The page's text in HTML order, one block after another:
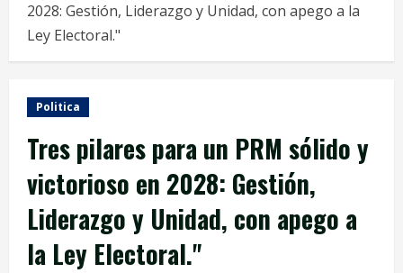
2028: Gestión, Liderazgo y Unidad, con apego a la
Ley Electoral."
Politica
Tres pilares para un PRM sólido y
victorioso en 2028: Gestión,
Liderazgo y Unidad, con apego a
la Ley Electoral."